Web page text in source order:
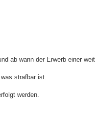
ab wann der Erwerb einer
strafbar ist.
werden.